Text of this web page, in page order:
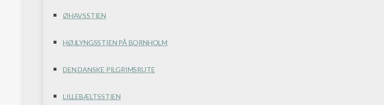
ØHAVSSTIEN
HØJLYNGSSTIEN PÅ BORNHOLM
DEN DANSKE PILGRIMSRUTE
LILLEBÆLTSSTIEN